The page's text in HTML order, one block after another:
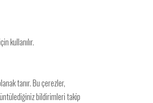
kullanılır.
tanır. Bu çerezler,
bildirimleri takip